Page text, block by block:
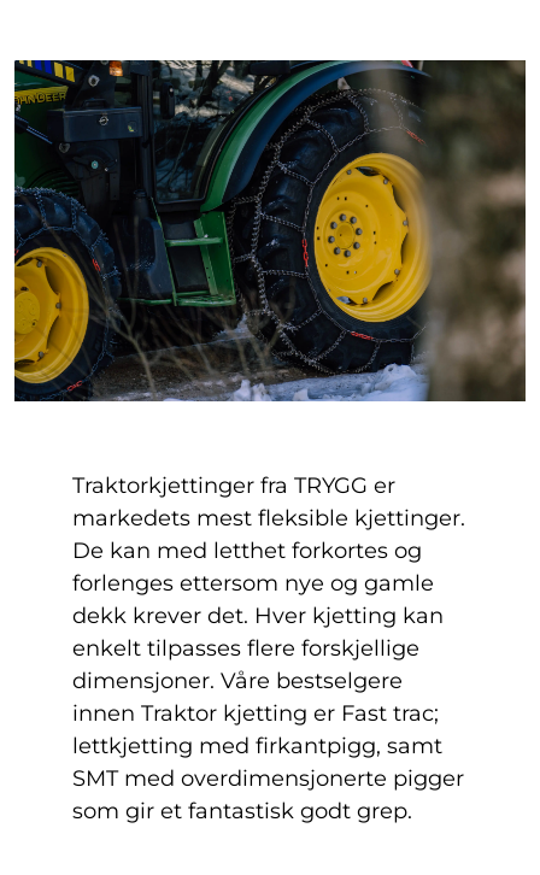
Traktorkjettinger fra TRYGG er
markedets mest fleksible kjettinger.
De kan med letthet forkortes og
forlenges ettersom nye og gamle
dekk krever det. Hver kjetting kan
enkelt tilpasses flere forskjellige
dimensjoner. Våre bestselgere
innen Traktor kjetting er Fast trac;
lettkjetting med firkantpigg, samt
SMT med overdimensjonerte pigger
som gir et fantastisk godt grep.